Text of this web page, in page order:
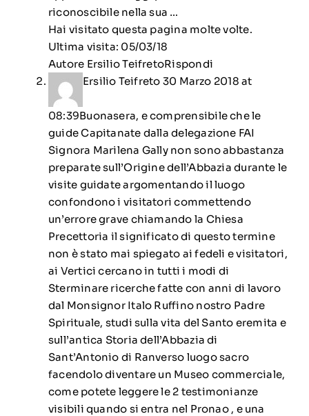
riconoscibile nella sua …
Hai visitato questa pagina molte volte.
Ultima visita: 05/03/18
Autore Ersilio TeifretoRispondi
Ersilio Teifreto 30 Marzo 2018 at
08:39Buonasera, e comprensibile che le
guide Capitanate dalla delegazione FAI
Signora Marilena Gally non sono abbastanza
preparate sull’Origine dell’Abbazia durante le
visite guidate argomentando il luogo
confondono i visitatori commettendo
un’errore grave chiamando la Chiesa
Precettoria il significato di questo termine
non è stato mai spiegato ai fedeli e visitatori,
ai Vertici cercano in tutti i modi di
Sterminare ricerche fatte con anni di lavoro
dal Monsignor Italo Ruffino nostro Padre
Spirituale, studi sulla vita del Santo eremita e
sull’antica Storia dell’Abbazia di
Sant’Antonio di Ranverso luogo sacro
facendolo diventare un Museo commerciale,
come potete leggere le 2 testimonianze
visibili quando si entra nel Pronao , e una